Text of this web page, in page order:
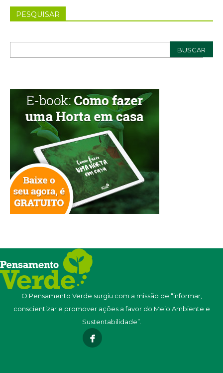
PESQUISAR
O Pensamento Verde surgiu com a missão de “informar,
conscientizar e promover ações a favor do Meio Ambiente e
Sustentabilidade”.